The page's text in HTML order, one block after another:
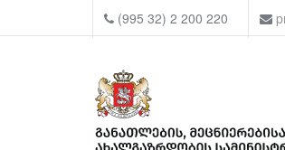
(995 32) 2 200 220